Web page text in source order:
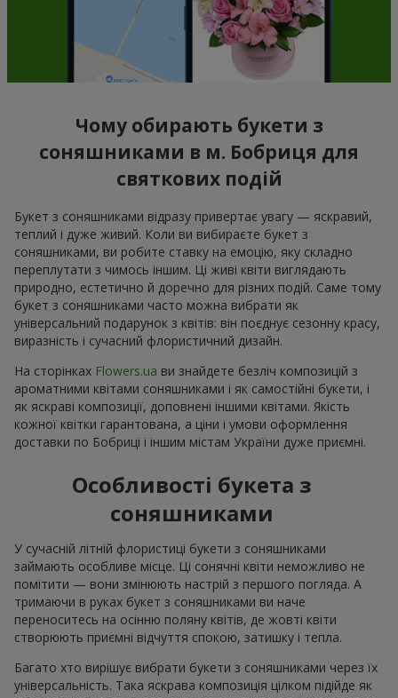
Чому обирають букети з
соняшниками в м. Бобриця для
святкових подій
Букет з соняшниками відразу привертає увагу — яскравий,
теплий і дуже живий. Коли ви вибираєте букет з
соняшниками, ви робите ставку на емоцію, яку складно
переплутати з чимось іншим. Ці живі квіти виглядають
природно, естетично й доречно для різних подій. Саме тому
букет з соняшниками часто можна вибрати як
універсальний подарунок з квітів: він поєднує сезонну красу,
виразність і сучасний флористичний дизайн.
На сторінках Flowers.ua ви знайдете безліч композицій з
ароматними квітами соняшниками і як самостійні букети, і
як яскраві композиції, доповнені іншими квітами. Якість
кожної квітки гарантована, а ціни і умови оформлення
доставки по Бобриці і іншим містам України дуже приємні.
Особливості букета з
соняшниками
У сучасній літній флористиці букети з соняшниками
займають особливе місце. Ці сонячні квіти неможливо не
помітити — вони змінюють настрій з першого погляда. А
тримаючи в руках букет з соняшниками ви наче
переноситесь на осінню поляну квітів, де жовті квіти
створюють приємні відчуття спокою, затишку і тепла.
Багато хто вирішує вибрати букети з соняшниками через їх
універсальність. Така яскрава композиція цілком підійде як